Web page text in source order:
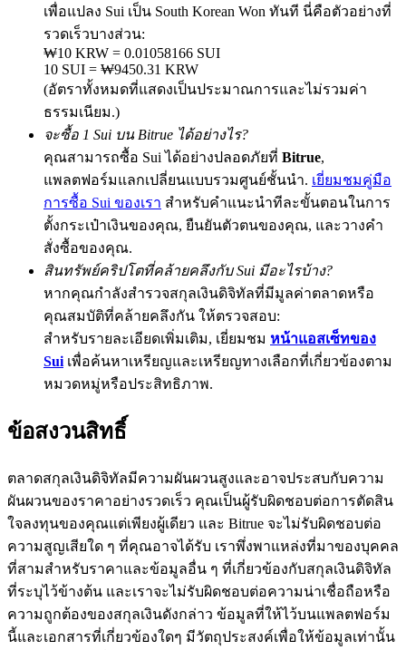
Exclusive for BitMart Users
Register & Trade to Win 500,000 USDT
Precious Metals Trading Carnival
Trade Gold & Silver · 33,333 USDT Bonus
USDT New User Exclusive 10% APR
USDT Flexible Staking | Daily Rewards
BTC Flexible Staking | Daily Rewards
กิจกรรมเพิ่มเติม
เพื่อแปลง Sui เป็น South Korean Won ทันที นี่คือตัวอย่างที่
รวดเร็วบางส่วน:
₩10 KRW = 0.01058166 SUI
10 SUI = ₩9450.31 KRW
(อัตราทั้งหมดที่แสดงเป็นประมาณการและไม่รวมค่า
ธรรมเนียม.)
จะซื้อ 1 Sui บน Bitrue ได้อย่างไร?
คุณสามารถซื้อ Sui ได้อย่างปลอดภัยที่ Bitrue,
แพลตฟอร์มแลกเปลี่ยนแบบรวมศูนย์ชั้นนำ. เยี่ยมชมคู่มือ
การซื้อ Sui ของเรา สำหรับคำแนะนำทีละขั้นตอนในการ
ตั้งกระเป๋าเงินของคุณ, ยืนยันตัวตนของคุณ, และวางคำ
สั่งซื้อของคุณ.
สินทรัพย์คริปโตที่คล้ายคลึงกับ Sui มีอะไรบ้าง?
หากคุณกำลังสำรวจสกุลเงินดิจิทัลที่มีมูลค่าตลาดหรือ
คุณสมบัติที่คล้ายคลึงกัน ให้ตรวจสอบ:
สำหรับรายละเอียดเพิ่มเติม, เยี่ยมชม หน้าแอสเซ็ทของ
Sui เพื่อค้นหาเหรียญและเหรียญทางเลือกที่เกี่ยวข้องตาม
หมวดหมู่หรือประสิทธิภาพ.
ข้อสงวนสิทธิ์
ตลาดสกุลเงินดิจิทัลมีความผันผวนสูงและอาจประสบกับความ
ผันผวนของราคาอย่างรวดเร็ว คุณเป็นผู้รับผิดชอบต่อการตัดสิน
ใจลงทุนของคุณแต่เพียงผู้เดียว และ Bitrue จะไม่รับผิดชอบต่อ
ความสูญเสียใด ๆ ที่คุณอาจได้รับ เราพึ่งพาแหล่งที่มาของบุคคล
ที่สามสำหรับราคาและข้อมูลอื่น ๆ ที่เกี่ยวข้องกับสกุลเงินดิจิทัล
ที่ระบุไว้ข้างต้น และเราจะไม่รับผิดชอบต่อความน่าเชื่อถือหรือ
ความถูกต้องของสกุลเงินดังกล่าว ข้อมูลที่ให้ไว้บนแพลตฟอร์ม
นี้และเอกสารที่เกี่ยวข้องใดๆ มีวัตถุประสงค์เพื่อให้ข้อมูลเท่านั้น